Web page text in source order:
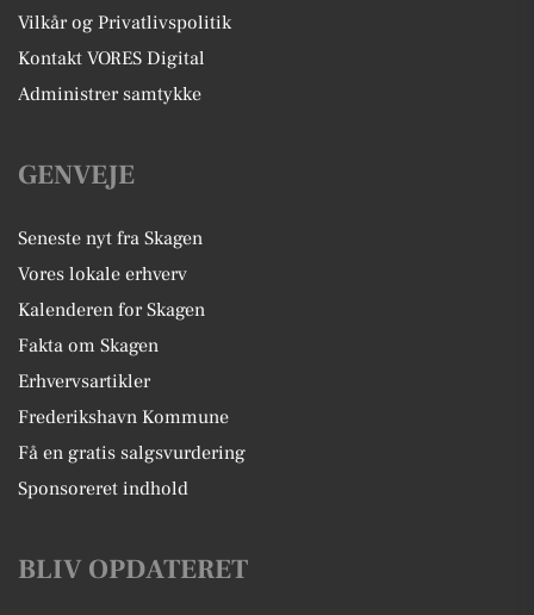
Vilkår og Privatlivspolitik
Kontakt VORES Digital
Administrer samtykke
GENVEJE
Seneste nyt fra Skagen
Vores lokale erhverv
Kalenderen for Skagen
Fakta om Skagen
Erhvervsartikler
Frederikshavn Kommune
Få en gratis salgsvurdering
Sponsoreret indhold
BLIV OPDATERET